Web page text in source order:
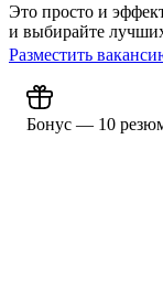
Это просто и
и выбирайте
Разместить
Бонус — 10